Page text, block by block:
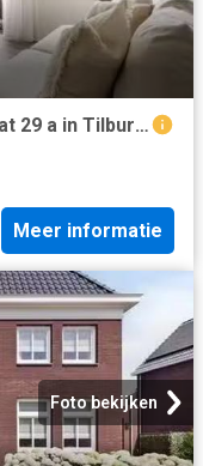
Huis te koop President Steijnstraat 29 a in Tilburg voor € 329.
Meer informatie
Foto bekijken